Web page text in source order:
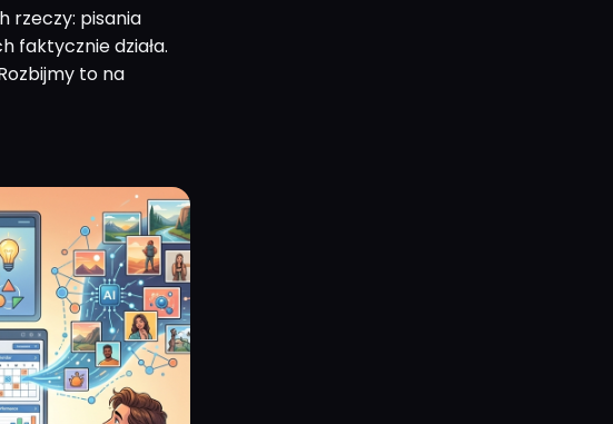
rzeczy: pisania
faktycznie działa.
to na